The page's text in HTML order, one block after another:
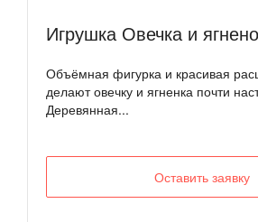
Игрушка Овечка и
Объёмная фигурка и красивая
делают овечку и ягненка почти
Деревянная...
Оставить заявку